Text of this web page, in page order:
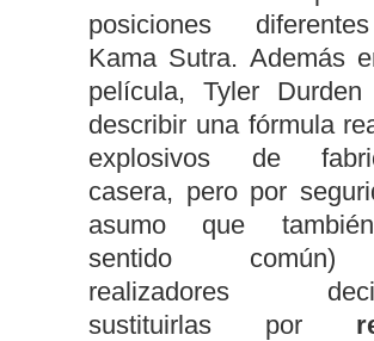
posiciones
Kama Sutra. Además
película, Tyler
describir una fórmula
explosivos de
casera, pero por
asumo que
sentido
realizadores
sustituirlas por